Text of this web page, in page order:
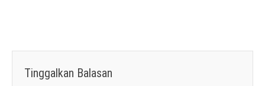
Tinggalkan Balasan